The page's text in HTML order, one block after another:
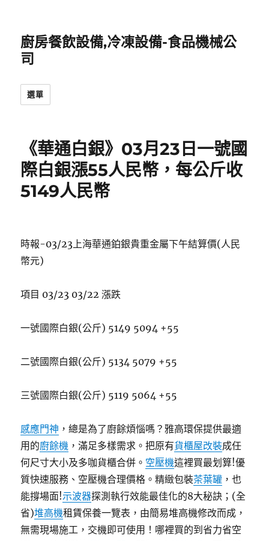
廚房餐飲設備,冷凍設備-食品機械公
司
選單
《華通白銀》03月23日一號國
際白銀漲55人民幣，每公斤收
5149人民幣
時報-03/23上海華通鉑銀貴重金屬下午結算價(人民
幣元)
項目 03/23 03/22 漲跌
一號國際白銀(公斤) 5149 5094 +55
二號國際白銀(公斤) 5134 5079 +55
三號國際白銀(公斤) 5119 5064 +55
感應門神 ，總是為了廚餘煩惱嗎？雅高環保提供最適
用的廚餘機 ，滿足多樣需求。把原有貨櫃屋改裝成任
何尺寸大小及多咖貨櫃合併。 空壓機這裡買最划算!優
質快速服務、空壓機合理價格。精緻包裝茶葉罐 ，也
能撐場面!示波器探測執行效能最佳化的8大秘訣；(全
省)堆高機租賃保養一覽表，由簡易堆高機修改而成，
無需現場施工，交機即可使用！哪裡買的到省力省空